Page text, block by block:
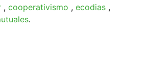
, cooperativismo , ecodias ,
.